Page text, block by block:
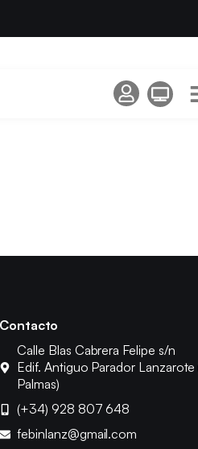
Contacto
Calle Blas Cabrera Felipe s/n
Edif. Antiguo Parador Lanzarote
Palmas)
(+34) 928 807 648
febinlanz@gmail.com